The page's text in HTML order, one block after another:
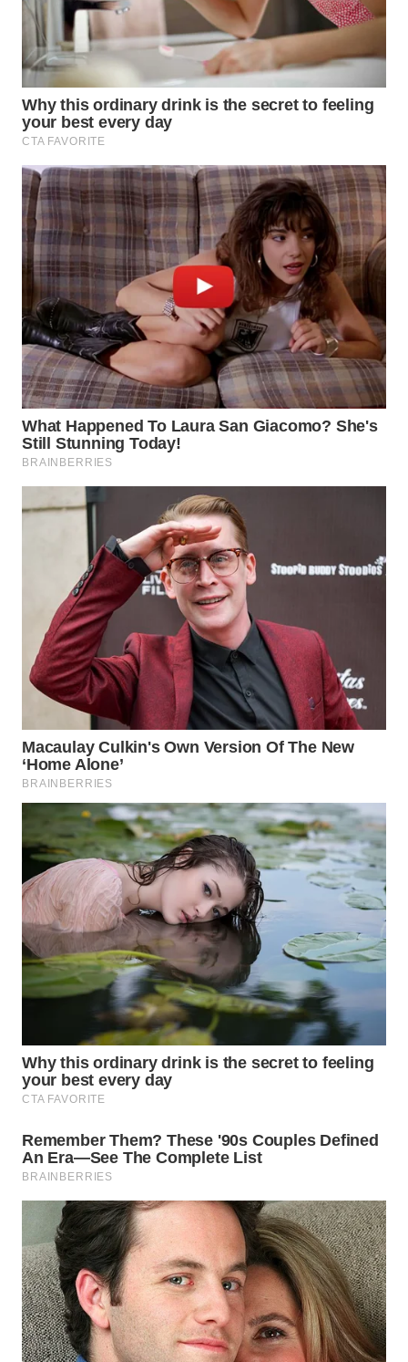
WN
INDRAMAYU
WN
KUNINGAN
WN
MAJALENGKA
WN
SUBANG
WN
SUKABUMI
WN
PURWAKARTA
WN
PRIANGAN
SEMARANG
SOLO
WN
BOROBUDUR
WN
MADURA
WN
SURABAYA
WN
NATUNA
WN
BINTAN
WN
MANDALIKA
WN
LIKUPANG
WN
LABUANBAJO
WN
BORNEO
Wahana
Media
Group
WAHANA